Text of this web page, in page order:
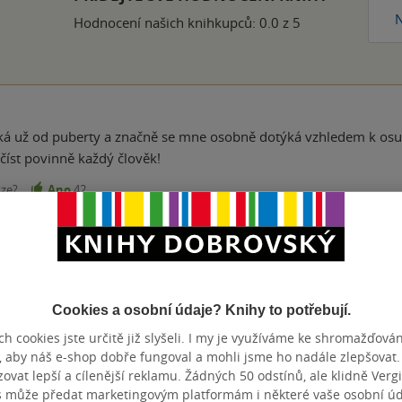
Hodnocení našich knihkupců: 0.0 z 5
už od puberty a značně se mne osobně dotýká vzhledem k
povinně každý člověk!
Ano42
ale taková byla bohužel realita.
dočetla mě dostala do kolen.Až téméř bez studu jsou
a to se mu daří.Přesto doporučuji přečíst.
Cookies a osobní údaje? Knihy to potřebují.
cookies jste určitě již slyšeli. I my je využíváme ke
aby náš e-shop dobře fungoval a mohli jsme ho nadále zlepšovat.
lepší a cílenější reklamu. Žádných 50 odstínů, ale klidně
může předat marketingovým platformám i některé vaše osobní